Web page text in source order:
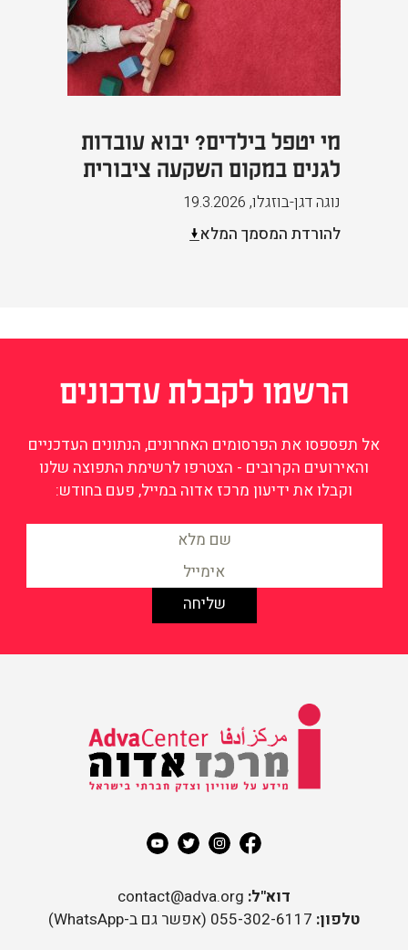
מי יטפל בילדים? יבוא עובדות
לגנים במקום השקעה ציבורית
נוגה דגן-בוזגלו,
19.3.2026
להורדת המסמך המלא
הרשמו לקבלת עדכונים
אל תפספסו את הפרסומים האחרונים, הנתונים העדכניים
והאירועים הקרובים - הצטרפו לרשימת התפוצה שלנו
וקבלו את ידיעון מרכז אדוה במייל, פעם בחודש:
מרכז אדוה
בישראל
דוא"ל: contact@adva.org
טלפון: